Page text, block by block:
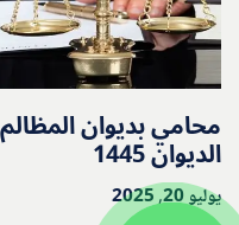
محامي بديوان
الديوان 1445
يوليو 20, 2025